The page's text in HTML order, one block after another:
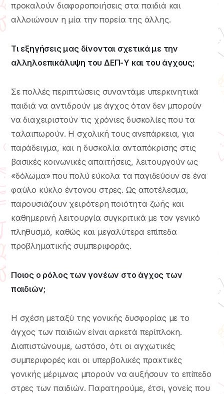
προκαλούν διαφοροποιήσεις στα παιδιά και
αλλοιώνουν η μία την πορεία της άλλης.
Τι εξηγήσεις μας δίνονται σχετικά με την
αλληλοεπικάλυψη του ΔΕΠ-Υ και του άγχους;
Σε πολλές περιπτώσεις συναντάμε υπερκινητικά
παιδιά να αντιδρούν με άγχος όταν δεν μπορούν
να διαχειριστούν τις χρόνιες δυσκολίες που τα
ταλαιπωρούν. Η σχολική τους ανεπάρκεια, για
παράδειγμα, και η δυσκολία ανταπόκρισης στις
βασικές κοινωνικές απαιτήσεις, λειτουργούν ως
«δόλωμα» που πολύ εύκολα τα παγιδεύουν σε ένα
φαύλο κύκλο έντονου στρες. Ως αποτέλεσμα,
παρουσιάζουν χειρότερη ποιότητα ζωής και
καθημερινή λειτουργία συγκριτικά με τον γενικό
πληθυσμό, καθώς και μεγαλύτερα επίπεδα
προβληματικής συμπεριφοράς.
Ποιος ο ρόλος των γονέων στο άγχος των
παιδιών;
Η σχέση μεταξύ της γονικής δυσφορίας με το
άγχος των παιδιών είναι αρκετά περίπλοκη.
Διαπιστώνουμε, ωστόσο, ότι οι αγχωτικές
συμπεριφορές και οι υπερβολικές πρακτικές
γονικής μέριμνας μπορούν να αυξήσουν το επίπεδο
στρες των παιδιών. Παρατηρούμε, έτσι, γονείς που